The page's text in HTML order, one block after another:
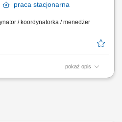
praca stacjonarna
/ koordynatorka / menedżer
pokaż opis
działalności gospodarczej w